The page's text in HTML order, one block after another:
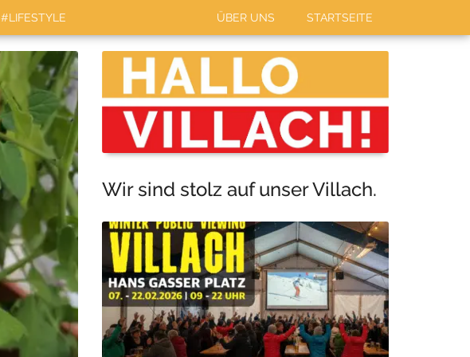
#LIFESTYLE STARTSEITE
ÜBER UNS
Haupt-
Sidebar
Wir sind stolz auf unser Villach.